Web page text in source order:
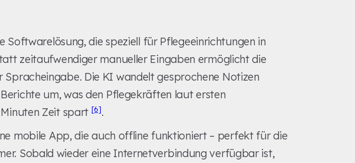
die speziell für Pflegeeinrichtungen in
zeitaufwendiger manueller Eingaben ermöglicht die
Die KI wandelt gesprochene Notizen
um, was den Pflegekräften laut ersten
Zeit spart[6].
mobile App, die auch offline funktioniert – perfekt für die
Sobald wieder eine Internetverbindung verfügbar ist,